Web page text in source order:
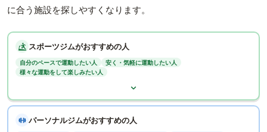
に合う施設を探しやすくなります。
スポーツジムがおすすめの人
自分のペースで運動したい人
安く・気軽に運動したい人
様々な運動をして楽しみたい人
パーソナルジムがおすすめの人